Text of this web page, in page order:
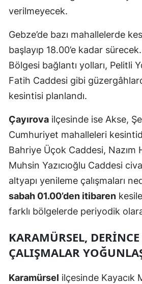
verilmeyecek.
Gebze’de bazı mahallelerde
başlayıp 18.00’e kadar
Bölgesi bağlantı yolları, Pelitli
Fatih Caddesi gibi
kesintisi planlandı.
Çayırova ilçesinde ise Akse,
Cumhuriyet mahalleleri
Bahriye Üçok Caddesi, Nazım
Muhsin Yazıcıoğlu Caddesi
altyapı yenileme çalışmaları
sabah 01.00’den itibaren
farklı bölgelerde periyodik
KARAMÜRSEL, DERINCE
ÇALIŞMALAR
Karamürsel ilçesinde Kayacık